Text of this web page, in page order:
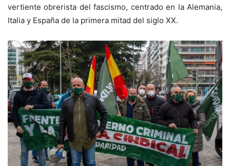
vertiente obrerista del fascismo, centrado en la Alemania,
Italia y España de la primera mitad del siglo XX.